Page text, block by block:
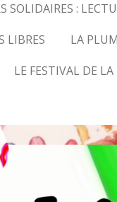
SOLIDAIRES :
LIBRES
LA
LE FESTIVAL DE